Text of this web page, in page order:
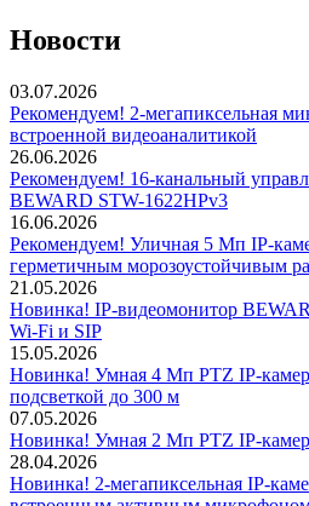
Новости
03.07.2026
Рекомендуем! 2-мегапиксельная
встроенной видеоаналитикой
26.06.2026
Рекомендуем! 16-канальный
BEWARD STW-1622HPv3
16.06.2026
Рекомендуем! Уличная 5 Мп IP-
герметичным морозоустойчивым
21.05.2026
Новинка! IP-видеомонитор
Wi-Fi и SIP
15.05.2026
Новинка! Умная 4 Мп PTZ IP-
подсветкой до 300 м
07.05.2026
Новинка! Умная 2 Мп PTZ IP-
28.04.2026
Новинка! 2-мегапиксельная IP-